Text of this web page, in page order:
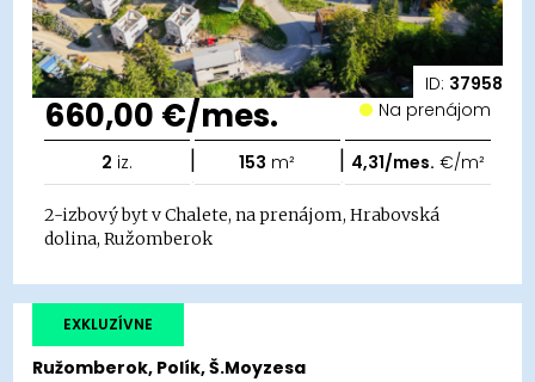
ID: 37958
660,00 €/mes. Na prenájom
2 iz. | 153 m² | 4,31/mes. €/m²
2-izbový byt v Chalete, na prenájom, Hrabovská
dolina, Ružomberok
Ružomberok, Polík, Š.Moyzesa
EXKLUZÍVNE